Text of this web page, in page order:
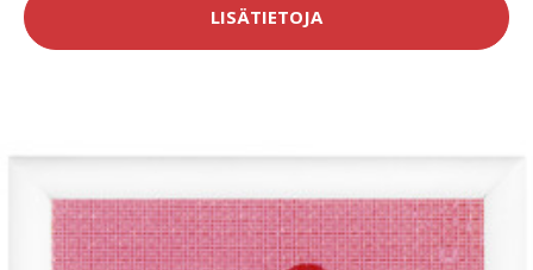
LISÄTIETOJA